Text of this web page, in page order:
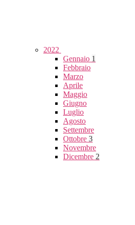
2022
Gennaio 1
Febbraio
Marzo
Aprile
Maggio
Giugno
Luglio
Agosto
Settembre
Ottobre 3
Novembre
Dicembre 2